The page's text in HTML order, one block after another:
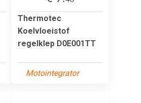
Thermotec
Koelvloeistof
regelklep D0E001TT
Motointegrator